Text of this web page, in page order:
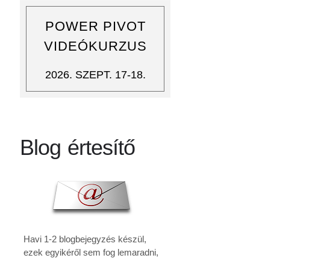
POWER PIVOT
VIDEÓKURZUS
2026. SZEPT. 17-18.
Blog értesítő
Havi 1-2 blogbejegyzés készül,
ezek egyikéről sem fog lemaradni,